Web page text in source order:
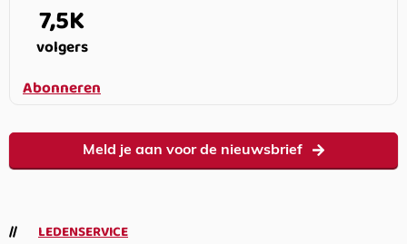
7,5K
volgers
Abonneren
Meld je aan voor de nieuwsbrief
LEDENSERVICE